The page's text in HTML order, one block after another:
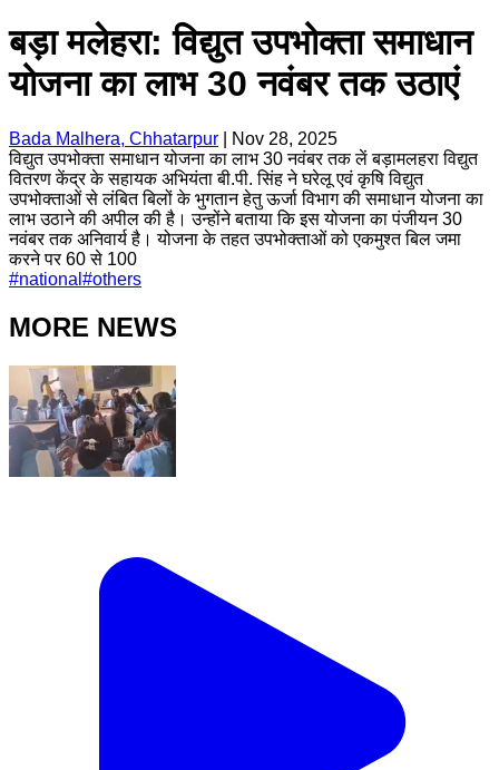
बड़ा मलेहरा: विद्युत उपभोक्ता समाधान
योजना का लाभ 30 नवंबर तक उठाएं
Bada Malhera, Chhatarpur
Nov 28, 2025
विद्युत उपभोक्ता समाधान योजना का लाभ 30 नवंबर तक लें बड़ामलहरा विद्युत
वितरण केंद्र के सहायक अभियंता बी.पी. सिंह ने घरेलू एवं कृषि विद्युत
उपभोक्ताओं से लंबित बिलों के भुगतान हेतु ऊर्जा विभाग की समाधान योजना का
लाभ उठाने की अपील की है। उन्होंने बताया कि इस योजना का पंजीयन 30
नवंबर तक अनिवार्य है। योजना के तहत उपभोक्ताओं को एकमुश्त बिल जमा
करने पर 60 से 100
#national #others
MORE NEWS